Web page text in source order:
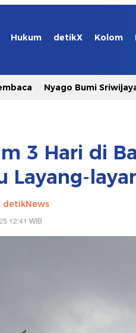
Hukum detikX Kolom
Nyago Bumi
3 Hari di
Layang-
detikNews
12:41 WIB